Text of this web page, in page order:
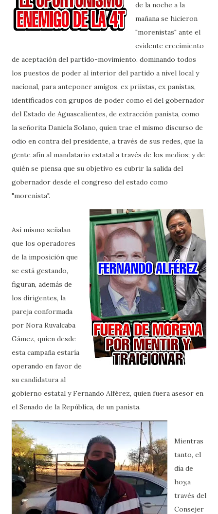
de la noche a la
mañana se hicieron
"morenistas" ante el
evidente crecimiento
de aceptación del partido-movimiento, dominando todos
los puestos de poder al interior del partido a nivel local y
nacional, para anteponer amigos, ex priístas, ex panistas,
identificados con grupos de poder como el del gobernador
del Estado de Aguascalientes, de extracción panista, como
la señorita Daniela Solano, quien trae el mismo discurso de
odio en contra del presidente, a través de sus redes, que la
gente afín al mandatario estatal a través de los medios; y de
quién se piensa que su objetivo es cubrir la salida del
gobernador desde el congreso del estado como
"morenista".
Así mismo señalan
que los operadores
de la imposición que
se está gestando,
figuran, además de
los dirigentes, la
pareja conformada
por Nora Ruvalcaba
Gámez, quien desde
esta campaña estaría
operando en favor de
su candidatura al
gobierno estatal y Fernando Alférez, quien fuera asesor en
el Senado de la República, de un panista.
Mientras
tanto, el
día de
hoy,a
través del
Consejer